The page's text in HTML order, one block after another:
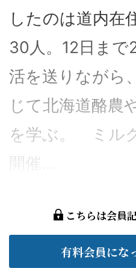
したのは道内在
30人。12日まで
活を送りながら
じて北海道酪農
を学ぶ。 ミル
開催...
こちらは会員
有料会員にな